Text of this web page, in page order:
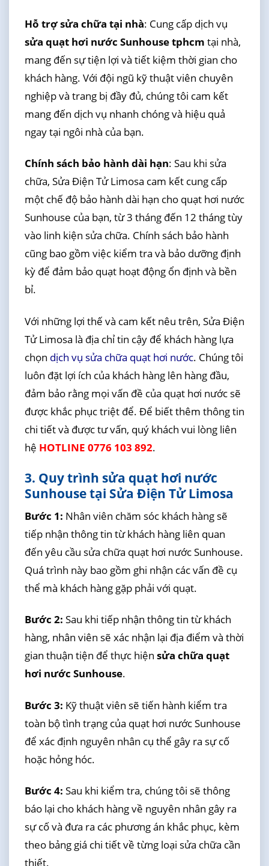
Hỗ trợ sửa chữa tại nhà: Cung cấp dịch vụ
sửa quạt hơi nước Sunhouse tphcm tại nhà,
mang đến sự tiện lợi và tiết kiệm thời gian cho
khách hàng. Với đội ngũ kỹ thuật viên chuyên
nghiệp và trang bị đầy đủ, chúng tôi cam kết
mang đến dịch vụ nhanh chóng và hiệu quả
ngay tại ngôi nhà của bạn.
Chính sách bảo hành dài hạn: Sau khi sửa
chữa, Sửa Điện Tử Limosa cam kết cung cấp
một chế độ bảo hành dài hạn cho quạt hơi nước
Sunhouse của bạn, từ 3 tháng đến 12 tháng tùy
vào linh kiện sửa chữa. Chính sách bảo hành
cũng bao gồm việc kiểm tra và bảo dưỡng định
kỳ để đảm bảo quạt hoạt động ổn định và bền
bỉ.
Với những lợi thế và cam kết nêu trên, Sửa Điện
Tử Limosa là địa chỉ tin cậy để khách hàng lựa
chọn dịch vụ sửa chữa quạt hơi nước. Chúng tôi
luôn đặt lợi ích của khách hàng lên hàng đầu,
đảm bảo rằng mọi vấn đề của quạt hơi nước sẽ
được khắc phục triệt để. Để biết thêm thông tin
chi tiết và được tư vấn, quý khách vui lòng liên
hệ HOTLINE 0776 103 892.
3. Quy trình sửa quạt hơi nước
Sunhouse tại Sửa Điện Tử Limosa
Bước 1: Nhân viên chăm sóc khách hàng sẽ
tiếp nhận thông tin từ khách hàng liên quan
đến yêu cầu sửa chữa quạt hơi nước Sunhouse.
Quá trình này bao gồm ghi nhận các vấn đề cụ
thể mà khách hàng gặp phải với quạt.
Bước 2: Sau khi tiếp nhận thông tin từ khách
hàng, nhân viên sẽ xác nhận lại địa điểm và thời
gian thuận tiện để thực hiện sửa chữa quạt
hơi nước Sunhouse.
Bước 3: Kỹ thuật viên sẽ tiến hành kiểm tra
toàn bộ tình trạng của quạt hơi nước Sunhouse
để xác định nguyên nhân cụ thể gây ra sự cố
hoặc hỏng hóc.
Bước 4: Sau khi kiểm tra, chúng tôi sẽ thông
báo lại cho khách hàng về nguyên nhân gây ra
sự cố và đưa ra các phương án khắc phục, kèm
theo bảng giá chi tiết về từng loại sửa chữa cần
thiết.